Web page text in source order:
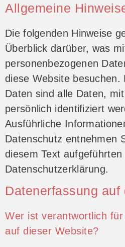
Allgemeine
Die folgenden Hinweise
Überblick darüber, was
personenbezogenen
diese Website besuchen.
Daten sind alle Daten,
persönlich identifiziert
Ausführliche
Datenschutz entnehmen
diesem Text aufgeführten
Datenschutzerklärung.
Datenerfassung
Wer ist verantwortlich
auf dieser Website?